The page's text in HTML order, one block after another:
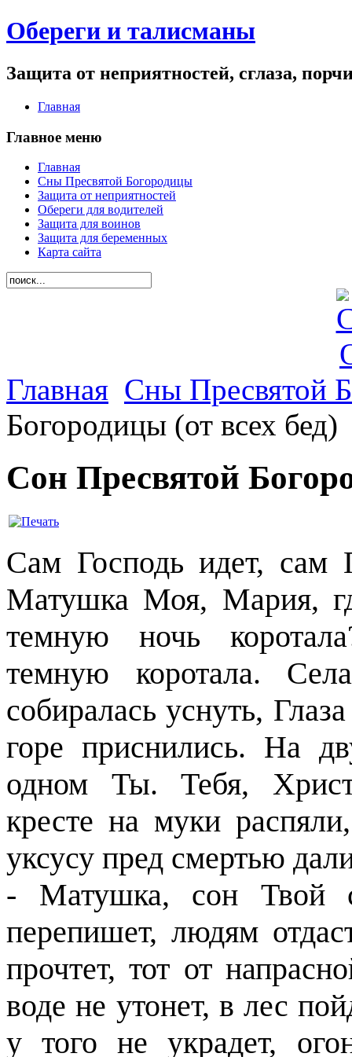
Обереги и талисманы
Защита от неприятностей, сглаза,
Главная
Главное меню
Главная
Сны Пресвятой Богородицы
Защита от неприятностей
Обереги для водителей
Защита для воинов
Защита для беременных
Карта сайта
Главная Сны Пресвятой
Богородицы (от всех бед)
Сон Пресвятой
Сам Господь идет,
Матушка Моя, Мария,
темную ночь
темную коротала.
собиралась уснуть,
горе приснились. На
одном Ты. Тебя,
кресте на муки
уксусу пред смертью
- Матушка, сон Твой
перепишет, людям
прочтет, тот от
воде не утонет, в лес
у того не украдет,